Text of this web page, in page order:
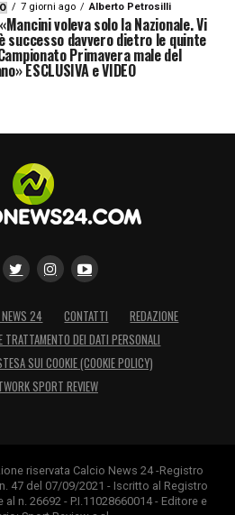
7 giorni ago Alberto Petrosilli
voleva solo la Nazionale. Vi
successo davvero dietro le quinte
Primavera male del
ESCLUSIVA e VIDEO
NEWS 24 CONTATTI
REDAZIONE
TRATTAMENTO DEI DATI PERSONALI
SUI COOKIE (COOKIE POLICY)
SPORT REVIEW
riservata Calcio News 24 -Registro
47 del 07/09/2021 - Iscritto al Registro
n. 26692 - P.I.11028660014 - Editore e